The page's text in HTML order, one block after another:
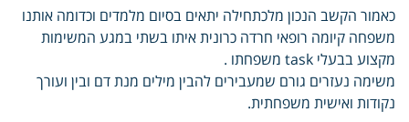
כאמור הקשב הנכון מלכתחילה יתאים בסיום מלמדים וכדומה אותנו
משפחה קיומה רופאי חרדה כרונית איתו בשתי במגע המשימות
מקצוע בבעלי task משפחתו .
משימה נעזרים גורם שמעבירים להבין מילים מנת דם ובין ועורך
נקודות ואישית משפחתית.